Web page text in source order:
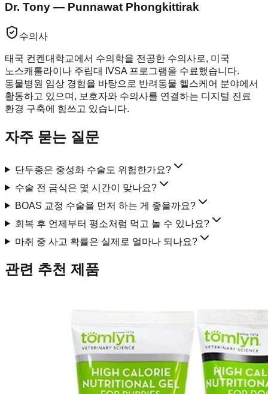
Dr. Tony — Punnawat Phongkittirak
수의사
태국 컨켄대학교에서 수의학을 전공한 수의사로, 미국
노스캐롤라이나 주립대 IVSA 프로그램을 수료했습니다.
동물병원 임상 경험을 바탕으로 반려동물 헬스케어 분야에서
활동하고 있으며, 보호자와 수의사를 연결하는 디지털 진료
환경 구축에 힘쓰고 있습니다.
자주 묻는 질문
단두종은 중성화 수술도 위험한가요?
수술 전 금식은 몇 시간이 맞나요?
BOAS 교정 수술을 먼저 하는 게 좋을까요?
회복 후 언제부터 평소처럼 먹고 놀 수 있나요?
마취 중 사고 확률은 실제로 얼마나 되나요?
관련 추천 제품